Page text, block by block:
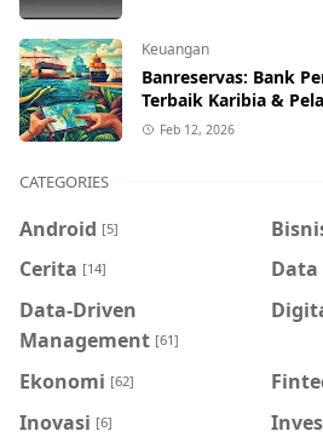
Keuangan
Banreservas: Bank
Terbaik Karibia &
Feb 12, 2026
CATEGORIES
Android [5]
Cerita [14] Data
Data-Driven
Management [61]
Ekonomi [62]
Inovasi [6]